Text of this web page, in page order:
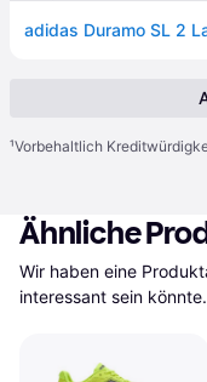
¹Vorbehaltlich
Ähnliche
Wir haben eine
interessant sein könnte.